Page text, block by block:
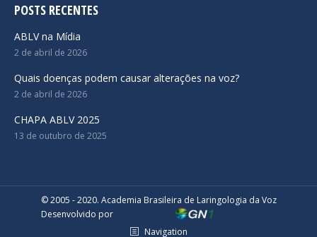
POSTS RECENTES
ABLV na Mídia
2 de abril de 2026
Quais doenças podem causar alterações na voz?
2 de abril de 2026
CHAPA ABLV 2025
13 de outubro de 2025
© 2005 - 2020. Academia Brasileira de Laringologia da Voz
Desenvolvido por
Navigation